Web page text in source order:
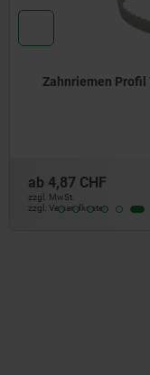
Zahnriemen Profil
ab 4,87 CHF
zzgl. MwSt.
zzgl. Versandkosten